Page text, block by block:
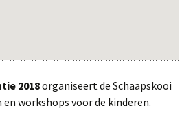
2018organiseert de Schaapskooi
workshops voor de kinderen.